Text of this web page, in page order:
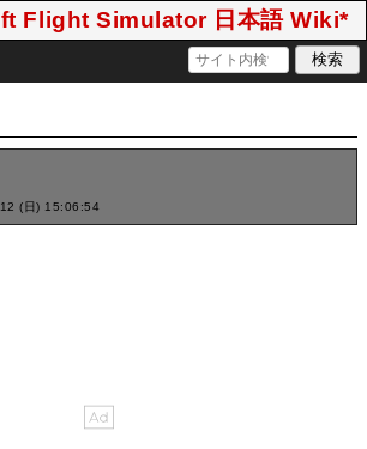
Flight Simulator 日本語 Wiki*
(日) 15:06:54